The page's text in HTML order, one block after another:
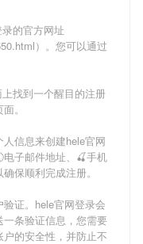
的官方网址
）。您可以通过
找到一个醒目的注册
。
信息来创建hele官网
子邮件地址、🍒手机
保顺利完成注册。
证。hele官网登录会
条验证信息，您需要
的安全性，并防止不